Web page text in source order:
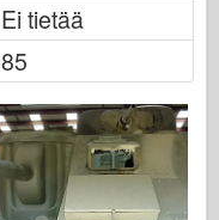
Ei tietää
85